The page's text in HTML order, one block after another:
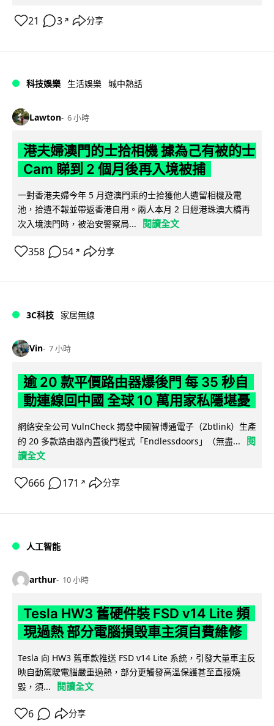
21 3 ↗ 分享
科技娛樂 生活娛樂 城中熱話
Lawton 6 小時
港夫婦澳門的士拾相機 據為己有被的士
Cam 睇到 2 個月後再入境被捕
一對香港夫婦今年 5 月遊澳門乘的士拾獲他人遺留相機及電
池，拾遺不報並帶返香港自用。兩人本月 2 日經港珠澳大橋再
次入境澳門時，被治安警察局...
閱讀全文
358 54 ↗ 分享
3C科技 家居無線
Vin 7 小時
逾 20 款平價路由器爆後門 每 35 秒自
動連線回中國 全球 10 萬用家私隱堪憂
網絡安全公司 VulnCheck 揭發中國智博通電子（Zbtlink）生產
的 20 多款路由器內置後門程式「Endlessdoors」（無盡...
閱
讀全文
666 171 ↗ 分享
人工智能
arthur 10 小時
Tesla HW3 舊硬件裝 FSD v14 Lite 頻
現過熱 部分電腦損毀車主須自費維修
Tesla 向 HW3 舊車款推送 FSD v14 Lite 系統，引發大量車主反
映自動駕駛電腦嚴重過熱，部分更觸發高溫保護甚至直接燒
毀，須...
閱讀全文
6 分享